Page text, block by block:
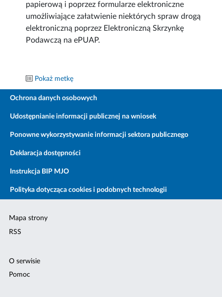
papierową i poprzez formularze elektroniczne
umożliwiające załatwienie niektórych spraw drogą
elektroniczną poprzez Elektroniczną Skrzynkę
Podawczą na ePUAP.
Pokaż metkę
Ochrona danych osobowych
Udostępnianie informacji publicznej na wniosek
Ponowne wykorzystywanie informacji sektora publicznego
Deklaracja dostępności
Instrukcja BIP MJO
Polityka dotycząca cookies i podobnych technologii
Mapa strony
RSS
O serwisie
Pomoc